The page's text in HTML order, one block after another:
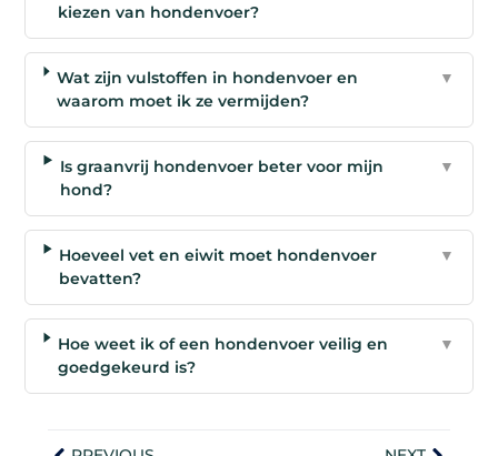
kiezen van hondenvoer?
Wat zijn vulstoffen in hondenvoer en
waarom moet ik ze vermijden?
▼
Is graanvrij hondenvoer beter voor mijn
hond?
▼
Hoeveel vet en eiwit moet hondenvoer
bevatten?
▼
Hoe weet ik of een hondenvoer veilig en
goedgekeurd is?
▼